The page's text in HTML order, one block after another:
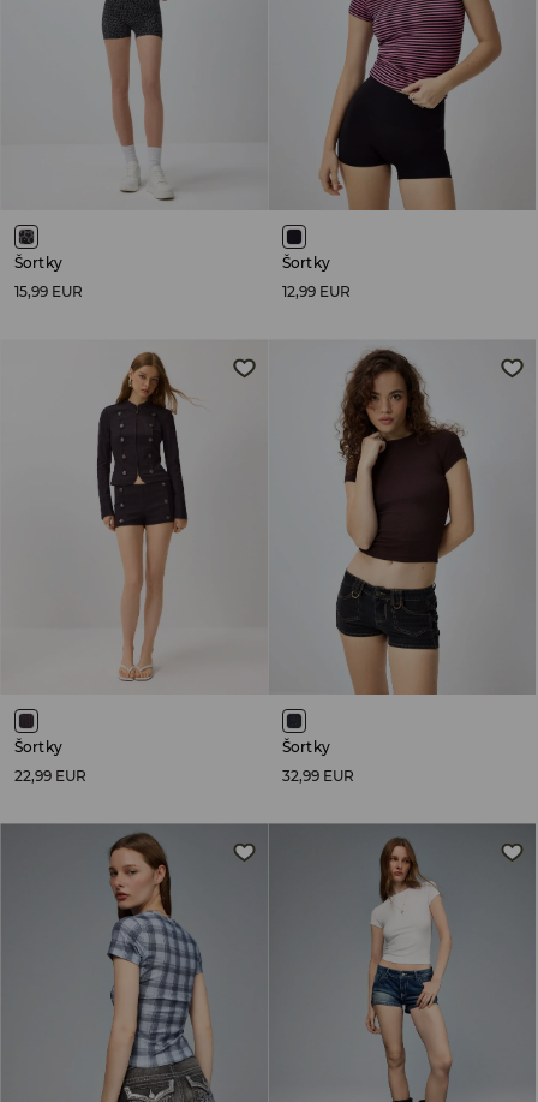
Šortky
15,99 EUR
Šortky
12,99 EUR
Šortky
22,99 EUR
Šortky
32,99 EUR